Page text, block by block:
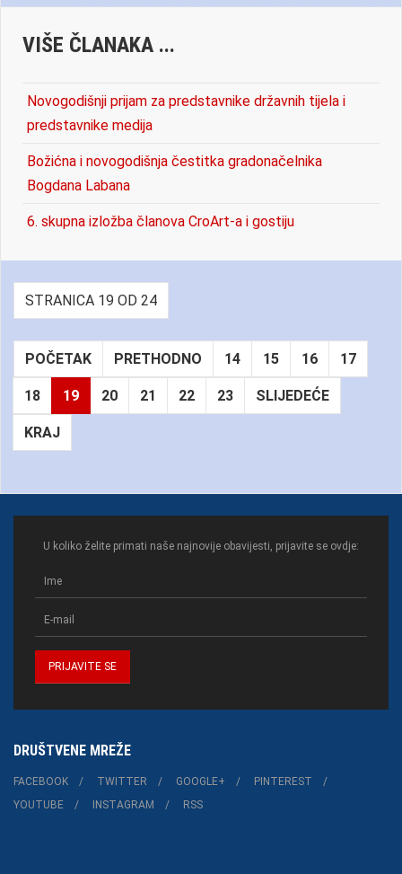
VIŠE ČLANAKA ...
Novogodišnji prijam za predstavnike državnih tijela i
predstavnike medija
Božićna i novogodišnja čestitka gradonačelnika
Bogdana Labana
6. skupna izložba članova CroArt-a i gostiju
STRANICA 19 OD 24
POČETAK PRETHODNO 14 15 16 17
18 19 20 21 22 23 SLIJEDEĆE
KRAJ
U koliko želite primati naše najnovije obavijesti, prijavite se ovdje:
DRUŠTVENE MREŽE
FACEBOOK TWITTER GOOGLE+
PINTEREST
YOUTUBE
INSTAGRAM RSS